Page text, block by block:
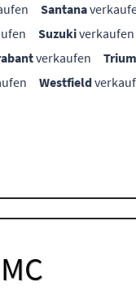
Santana
Suzukiverkaufen
verkaufen
Westfield